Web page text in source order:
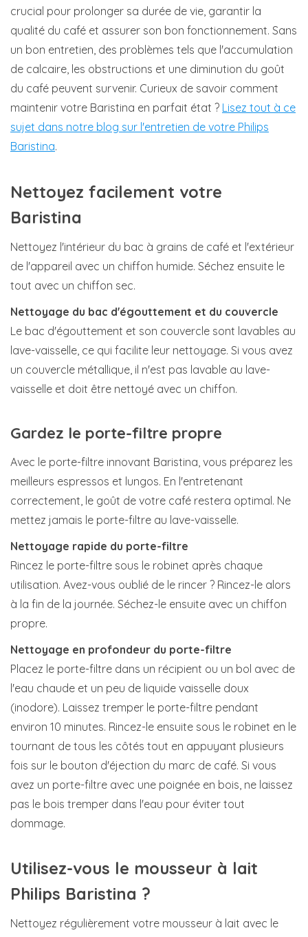
crucial pour prolonger sa durée de vie, garantir la
qualité du café et assurer son bon fonctionnement. Sans
un bon entretien, des problèmes tels que l'accumulation
de calcaire, les obstructions et une diminution du goût
du café peuvent survenir. Curieux de savoir comment
maintenir votre Baristina en parfait état ? Lisez tout à ce
sujet dans notre blog sur l'entretien de votre Philips
Baristina.
Nettoyez facilement votre
Baristina
Nettoyez l'intérieur du bac à grains de café et l'extérieur
de l'appareil avec un chiffon humide. Séchez ensuite le
tout avec un chiffon sec.
Nettoyage du bac d'égouttement et du couvercle
Le bac d'égouttement et son couvercle sont lavables au
lave-vaisselle, ce qui facilite leur nettoyage. Si vous avez
un couvercle métallique, il n'est pas lavable au lave-
vaisselle et doit être nettoyé avec un chiffon.
Gardez le porte-filtre propre
Avec le porte-filtre innovant Baristina, vous préparez les
meilleurs espressos et lungos. En l'entretenant
correctement, le goût de votre café restera optimal. Ne
mettez jamais le porte-filtre au lave-vaisselle.
Nettoyage rapide du porte-filtre
Rincez le porte-filtre sous le robinet après chaque
utilisation. Avez-vous oublié de le rincer ? Rincez-le alors
à la fin de la journée. Séchez-le ensuite avec un chiffon
propre.
Nettoyage en profondeur du porte-filtre
Placez le porte-filtre dans un récipient ou un bol avec de
l'eau chaude et un peu de liquide vaisselle doux
(inodore). Laissez tremper le porte-filtre pendant
environ 10 minutes. Rincez-le ensuite sous le robinet en le
tournant de tous les côtés tout en appuyant plusieurs
fois sur le bouton d'éjection du marc de café. Si vous
avez un porte-filtre avec une poignée en bois, ne laissez
pas le bois tremper dans l'eau pour éviter tout
dommage.
Utilisez-vous le mousseur à lait
Philips Baristina ?
Nettoyez régulièrement votre mousseur à lait avec le